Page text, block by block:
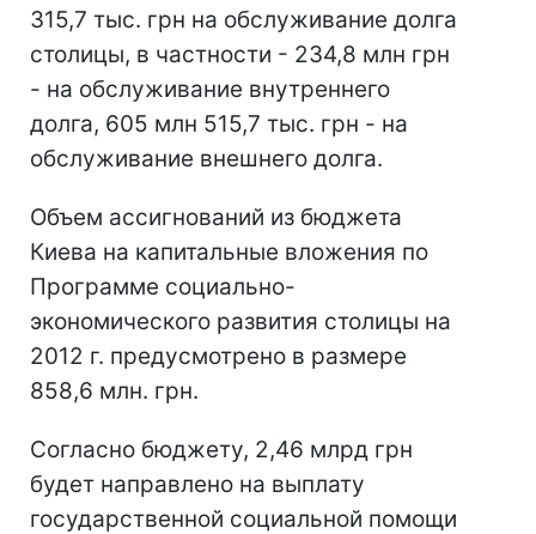
315,7 тыс. грн на обслуживание долга
столицы, в частности - 234,8 млн грн
- на обслуживание внутреннего
долга, 605 млн 515,7 тыс. грн - на
обслуживание внешнего долга.
Объем ассигнований из бюджета
Киева на капитальные вложения по
Программе социально-
экономического развития столицы на
2012 г. предусмотрено в размере
858,6 млн. грн.
Согласно бюджету, 2,46 млрд грн
будет направлено на выплату
государственной социальной помощи